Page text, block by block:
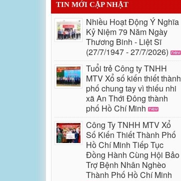
TIN MỚI CẬP NHẬT
Nhiều Hoạt Động Ý Nghĩa
Kỷ Niệm 79 Năm Ngày
Thương Binh - Liệt Sĩ
(27/7/1947 - 27/7/2026)
Tuổi trẻ Công ty TNHH
MTV Xổ số kiến thiết thành
phố chung tay vì thiếu nhi
xã An Thới Đông thành
phố Hồ Chí Minh
Công Ty TNHH MTV Xổ
Số Kiến Thiết Thành Phố
Hồ Chí Minh Tiếp Tục
Đồng Hành Cùng Hội Bảo
Trợ Bệnh Nhân Nghèo
Thành Phố Hồ Chí Minh